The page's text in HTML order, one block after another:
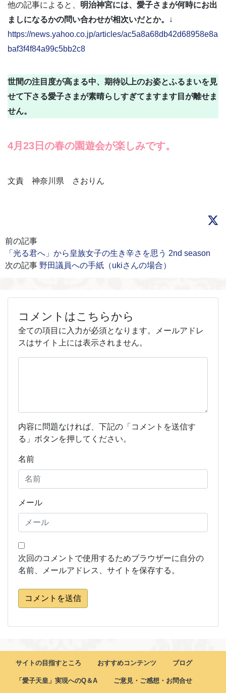
他の記事によると、 明治神宮には、愛子さまが何時にお出
ましになるかの問い合わせが相次いだとか。
↓
https://news.yahoo.co.jp/articles/ac5a8a68db42d68958e8a
baf3f4f84a99c5bb2c8
世間の注目度が高まる中、期待以上のお姿とふるまいを見
せて下さる愛子さまが素晴らしすぎてますます目が離せま
せん。
4月23日の春の園遊会が楽しみです。
文責 神奈川県 さおりん
前の記事
「光る君へ」から皇族女子の生き辛さを思う 2nd season
次の記事 野田議員への手紙（ukiさんの場合）
コメントはこちらから
全ての項目に入力が必須となります。メールアドレ
スはサイト上には表示されません。
内容に問題なければ、下記の「コメントを送信す
る」ボタンを押してください。
名前
メール
次回のコメントで使用するためブラウザーに自分の
名前、メールアドレス、サイトを保存する。
コメントを送信
サイトの目指すところ おすすめコンテンツ ブログ
「愛子天皇」実現へのQ＆A ご意見・ご感想・お問合せ